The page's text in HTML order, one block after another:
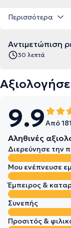
Περισσότερα
Αντιμετώπιση
30 λεπτά
9.9Από
Αληθινές
Διερεύνησε την
Μου ενέπνευσε
Έμπειρος &
Συνεπής
Προσιτός &